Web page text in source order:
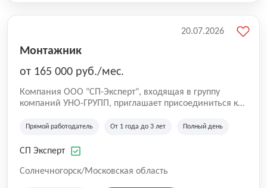
Монтажник
от 165 000 руб./мес.
Компания ООО "СП-Эксперт", входящая в группу
компаний УНО-ГРУПП, приглашает присоединиться к
работаем на рынке с 2005 года и оказываем комплекс
зданий из гибридных модульных блоков свободной
гибридно-модульного строительства.
Прямой работодатель От 1 года до 3 лет Полный день
СП Эксперт
Солнечногорск/Московская область
20.07.2026